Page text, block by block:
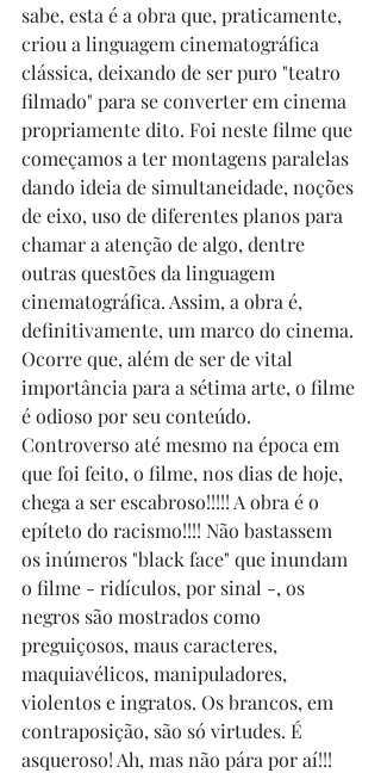
sabe, esta é a obra que, praticamente,
criou a linguagem cinematográfica
clássica, deixando de ser puro "teatro
filmado" para se converter em cinema
propriamente dito. Foi neste filme que
começamos a ter montagens paralelas
dando ideia de simultaneidade, noções
de eixo, uso de diferentes planos para
chamar a atenção de algo, dentre
outras questões da linguagem
cinematográfica. Assim, a obra é,
definitivamente, um marco do cinema.
Ocorre que, além de ser de vital
importância para a sétima arte, o filme
é odioso por seu conteúdo.
Controverso até mesmo na época em
que foi feito, o filme, nos dias de hoje,
chega a ser escabroso!!!!! A obra é o
epíteto do racismo!!!! Não bastassem
os inúmeros "black face" que inundam
o filme - ridículos, por sinal -, os
negros são mostrados como
preguiçosos, maus caracteres,
maquiavélicos, manipuladores,
violentos e ingratos. Os brancos, em
contraposição, são só virtudes. É
asqueroso! Ah, mas não pára por aí!!!